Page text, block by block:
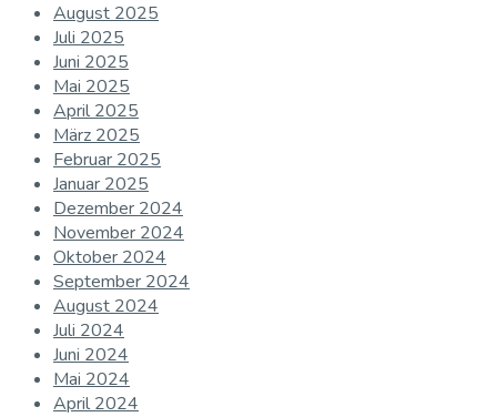
August 2025
Juli 2025
Juni 2025
Mai 2025
April 2025
März 2025
Februar 2025
Januar 2025
Dezember 2024
November 2024
Oktober 2024
September 2024
August 2024
Juli 2024
Juni 2024
Mai 2024
April 2024